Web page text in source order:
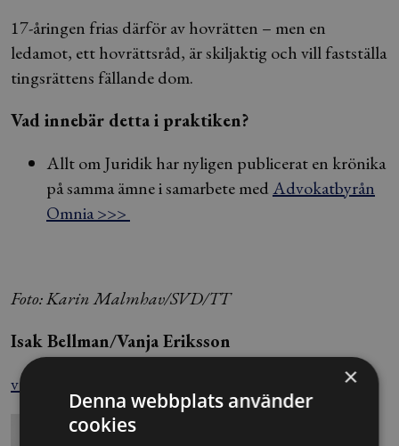
17-åringen frias därför av hovrätten – men en
ledamot, ett hovrättsråd, är skiljaktig och vill fastställa
tingsrättens fällande dom.
Vad innebär detta i praktiken?
Allt om Juridik har nyligen publicerat en krönika
på samma ämne i samarbete medAdvokatbyrån
Omnia >>>
Foto: Karin Malmhav/SVD/TT
Isak Bellman/Vanja Eriksson
vanja.eriksson@blendow.se
×
Denna webbplats använder
cookies